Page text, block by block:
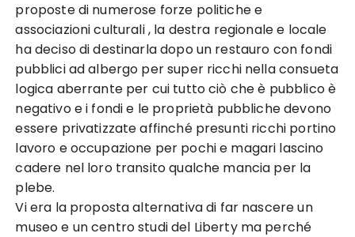
proposte di numerose forze politiche e
associazioni culturali , la destra regionale e locale
ha deciso di destinarla dopo un restauro con fondi
pubblici ad albergo per super ricchi nella consueta
logica aberrante per cui tutto ciò che è pubblico è
negativo e i fondi e le proprietà pubbliche devono
essere privatizzate affinché presunti ricchi portino
lavoro e occupazione per pochi e magari lascino
cadere nel loro transito qualche mancia per la
plebe.
Vi era la proposta alternativa di far nascere un
museo e un centro studi del Liberty ma perché